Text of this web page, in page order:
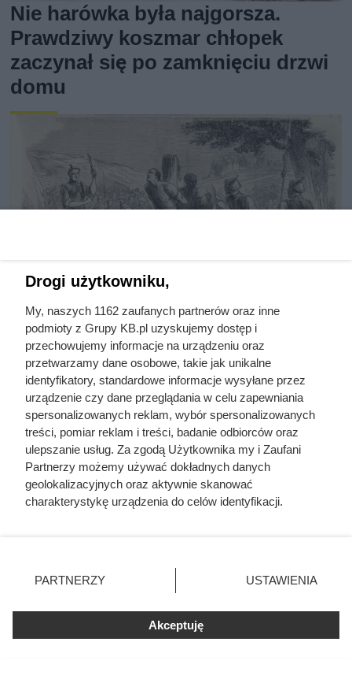
Nie harówka była najgorsza.
Prawdziwy koszmar chłopek
zaczynał się po zamknięciu drzwi
domu
Smarowali ciało miodem i
zamykali między łódkami. Tak
wyglądała najbardziej wymyślna
tortura w Rzymie
Drogi użytkowniku,
My, naszych 1162 zaufanych partnerów oraz inne
podmioty z Grupy KB.pl uzyskujemy dostęp i
przechowujemy informacje na urządzeniu oraz
przetwarzamy dane osobowe, takie jak unikalne
identyfikatory, standardowe informacje wysyłane przez
urządzenie czy dane przeglądania w celu zapewniania
spersonalizowanych reklam, wybór spersonalizowanych
treści, pomiar reklam i treści, badanie odbiorców oraz
ulepszanie usług. Za zgodą Użytkownika my i Zaufani
Partnerzy możemy używać dokładnych danych
geolokalizacyjnych oraz aktywnie skanować
charakterystykę urządzenia do celów identyfikacji.
zmienić/wycofać klikając przycisk ustawień prywatności
znajdujący się w lewym dolnym rogu strony. Niektóre
użytkownika, ale masz prawo sprzeciwić się takiemu
przetwarzaniu. Preferencje będą miały zastosowania tylko
PARTNERZY USTAWIENIA
Akceptuję